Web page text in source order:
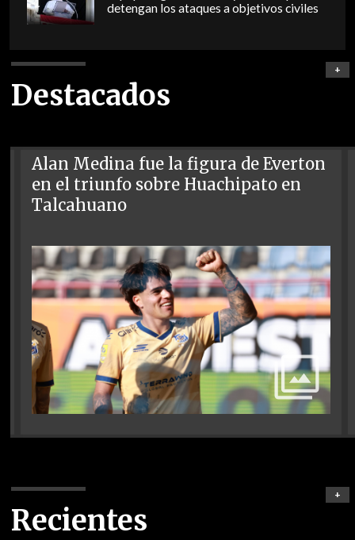
detengan los ataques a objetivos civiles
Destacados
+
Alan Medina fue la figura de Everton
en el triunfo sobre Huachipato en
Talcahuano
Recientes
+